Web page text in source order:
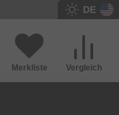
DE
Vergleich
Merkliste